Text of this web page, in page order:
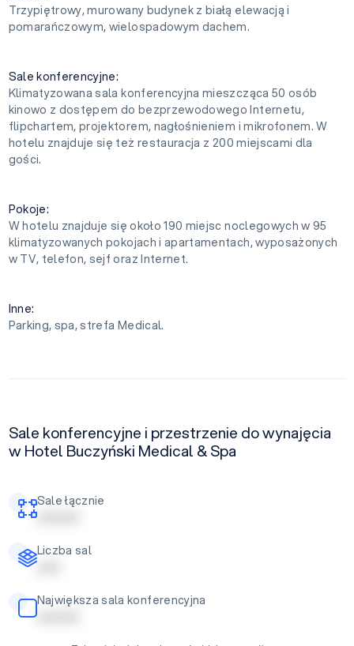
Trzypiętrowy, murowany budynek z białą elewacją i
pomarańczowym, wielospadowym dachem.
Sale konferencyjne:
Klimatyzowana sala konferencyjna mieszcząca 50 osób
kinowo z dostępem do bezprzewodowego Internetu,
flipchartem, projektorem, nagłośnieniem i mikrofonem. W
hotelu znajduje się też restauracja z 200 miejscami dla
gości.
Pokoje:
W hotelu znajduje się około 190 miejsc noclegowych w 95
klimatyzowanych pokojach i apartamentach, wyposażonych
w TV, telefon, sejf oraz Internet.
Inne:
Parking, spa, strefa Medical.
Sale konferencyjne i przestrzenie do wynajęcia
w Hotel Buczyński Medical & Spa
Sale łącznie
| | | | | | | | |
Liczba sal
| | | | |
Największa sala konferencyjna
| | | | | | | | |